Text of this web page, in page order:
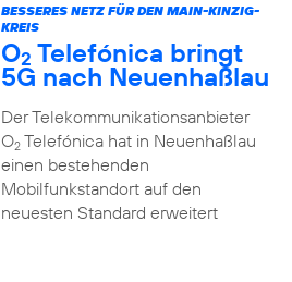
BESSERES NETZ FÜR DEN MAIN-KINZIG-
KREIS
O2 Telefónica bringt
5G nach Neuenhaßlau
Der Telekommunikationsanbieter
O2Telefónica hat in Neuenhaßlau
einen bestehenden
Mobilfunkstandort auf den
neuesten Standard erweitert